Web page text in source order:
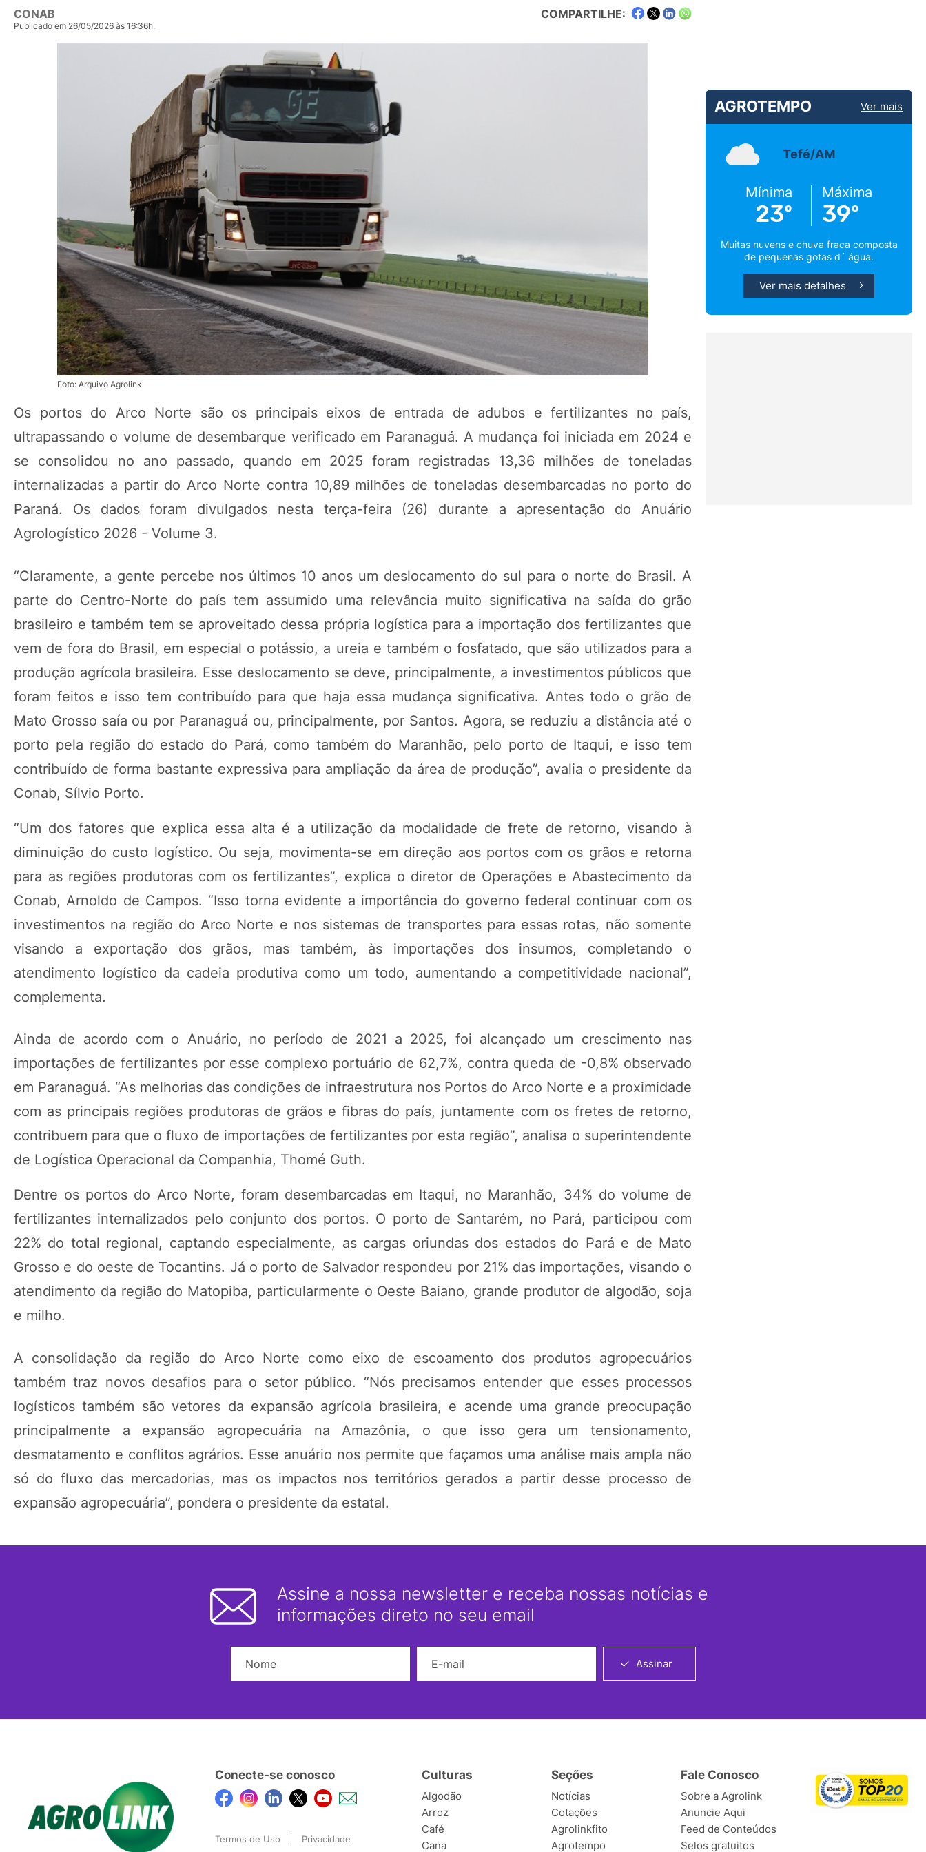
CONAB
Publicado em 26/05/2026 às 16:36h.
COMPARTILHE:
Foto: Arquivo Agrolink
Os portos do Arco Norte são os principais eixos de entrada de adubos e fertilizantes no país,
ultrapassando o volume de desembarque verificado em Paranaguá. A mudança foi iniciada em 2024 e
se consolidou no ano passado, quando em 2025 foram registradas 13,36 milhões de toneladas
internalizadas a partir do Arco Norte contra 10,89 milhões de toneladas desembarcadas no porto do
Paraná. Os dados foram divulgados nesta terça-feira (26) durante a apresentação do Anuário
Agrologístico 2026 - Volume 3.
“Claramente, a gente percebe nos últimos 10 anos um deslocamento do sul para o norte do Brasil. A
parte do Centro-Norte do país tem assumido uma relevância muito significativa na saída do grão
brasileiro e também tem se aproveitado dessa própria logística para a importação dos fertilizantes que
vem de fora do Brasil, em especial o potássio, a ureia e também o fosfatado, que são utilizados para a
produção agrícola brasileira. Esse deslocamento se deve, principalmente, a investimentos públicos que
foram feitos e isso tem contribuído para que haja essa mudança significativa. Antes todo o grão de
Mato Grosso saía ou por Paranaguá ou, principalmente, por Santos. Agora, se reduziu a distância até o
porto pela região do estado do Pará, como também do Maranhão, pelo porto de Itaqui, e isso tem
contribuído de forma bastante expressiva para ampliação da área de produção”, avalia o presidente da
Conab, Sílvio Porto.
“Um dos fatores que explica essa alta é a utilização da modalidade de frete de retorno, visando à
diminuição do custo logístico. Ou seja, movimenta-se em direção aos portos com os grãos e retorna
para as regiões produtoras com os fertilizantes”, explica o diretor de Operações e Abastecimento da
Conab, Arnoldo de Campos. “Isso torna evidente a importância do governo federal continuar com os
investimentos na região do Arco Norte e nos sistemas de transportes para essas rotas, não somente
visando a exportação dos grãos, mas também, às importações dos insumos, completando o
atendimento logístico da cadeia produtiva como um todo, aumentando a competitividade nacional”,
complementa.
Ainda de acordo com o Anuário, no período de 2021 a 2025, foi alcançado um crescimento nas
importações de fertilizantes por esse complexo portuário de 62,7%, contra queda de -0,8% observado
em Paranaguá. “As melhorias das condições de infraestrutura nos Portos do Arco Norte e a proximidade
com as principais regiões produtoras de grãos e fibras do país, juntamente com os fretes de retorno,
contribuem para que o fluxo de importações de fertilizantes por esta região”, analisa o superintendente
de Logística Operacional da Companhia, Thomé Guth.
Dentre os portos do Arco Norte, foram desembarcadas em Itaqui, no Maranhão, 34% do volume de
fertilizantes internalizados pelo conjunto dos portos. O porto de Santarém, no Pará, participou com
22% do total regional, captando especialmente, as cargas oriundas dos estados do Pará e de Mato
Grosso e do oeste de Tocantins. Já o porto de Salvador respondeu por 21% das importações, visando o
atendimento da região do Matopiba, particularmente o Oeste Baiano, grande produtor de algodão, soja
e milho.
A consolidação da região do Arco Norte como eixo de escoamento dos produtos agropecuários
também traz novos desafios para o setor público. “Nós precisamos entender que esses processos
logísticos também são vetores da expansão agrícola brasileira, e acende uma grande preocupação
principalmente a expansão agropecuária na Amazônia, o que isso gera um tensionamento,
desmatamento e conflitos agrários. Esse anuário nos permite que façamos uma análise mais ampla não
só do fluxo das mercadorias, mas os impactos nos territórios gerados a partir desse processo de
expansão agropecuária”, pondera o presidente da estatal.
AGROTEMPO Ver mais
Tefé/AM
Mínima
23º
Máxima
39º
Muitas nuvens e chuva fraca composta
de pequenas gotas d´ água.
Ver mais detalhes
Assine a nossa newsletter e receba nossas notícias e
informações direto no seu email
Assinar
Conecte-se conosco
Termos de Uso Privacidade
Culturas
Algodão
Arroz
Café
Cana
Seções
Notícias
Cotações
Agrolinkfito
Agrotempo
Fale Conosco
Sobre a Agrolink
Anuncie Aqui
Feed de Conteúdos
Selos gratuitos